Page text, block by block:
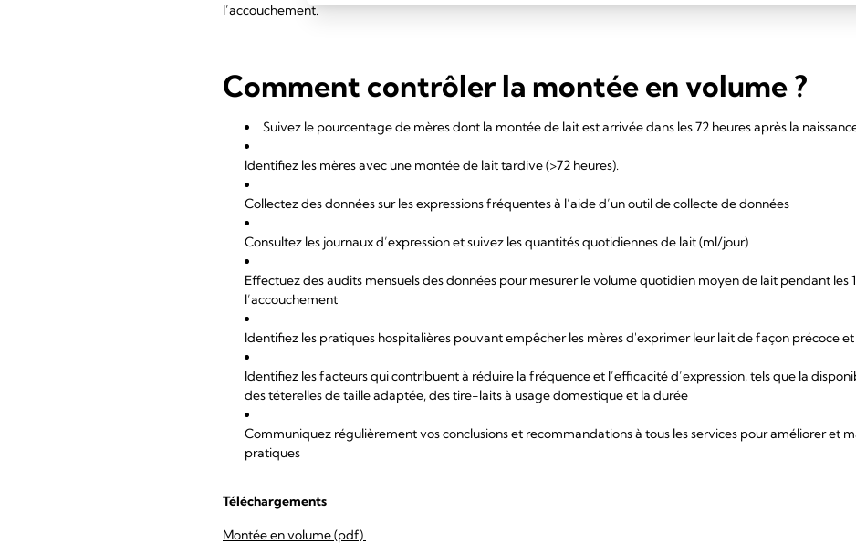
l’accouchement.
Comment contrôler la montée en volume ?
Suivez le pourcentage de mères dont la montée de lait est arrivée dans les 72 heures après la
Identifiez les mères avec une montée de lait tardive (>72 heures).
Collectez des données sur les expressions fréquentes à l’aide d’un outil de collecte de données
Consultez les journaux d’expression et suivez les quantités quotidiennes de lait (ml/jour)
Effectuez des audits mensuels des données pour mesurer le volume quotidien moyen de lait pendant les
l’accouchement
Identifiez les pratiques hospitalières pouvant empêcher les mères d'exprimer leur lait de façon précoce
Identifiez les facteurs qui contribuent à réduire la fréquence et l’efficacité d’expression, tels que la
des téterelles de taille adaptée, des tire-laits à usage domestique et la durée
Communiquez régulièrement vos conclusions et recommandations à tous les services pour améliorer et
pratiques
Téléchargements
Montée en volume (pdf)